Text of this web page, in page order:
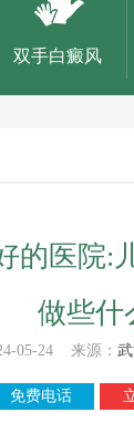
双手白癜风
的医院:
做些什
05-24 来源：
免费电话